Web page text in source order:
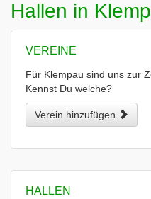
Hallen in
VEREINE
Für Klempau sind uns zur
Kennst Du welche?
Verein hinzufügen
HALLEN